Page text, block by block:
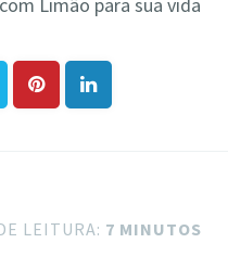
LEITURA: 7 MINUTOS